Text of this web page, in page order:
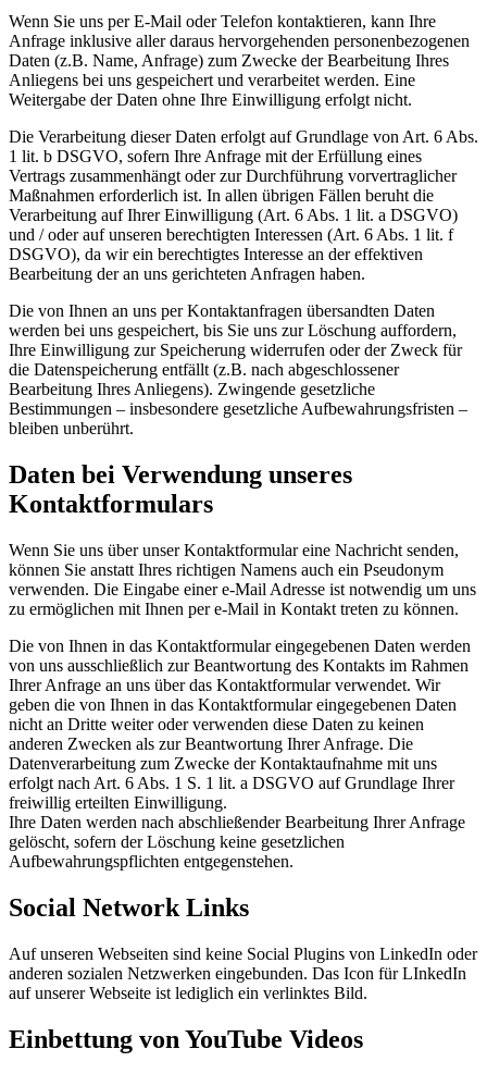
Wenn Sie uns per E-Mail oder Telefon kontaktieren, kann Ihre
Anfrage inklusive aller daraus hervorgehenden personenbezogenen
Daten (z.B. Name, Anfrage) zum Zwecke der Bearbeitung Ihres
Anliegens bei uns gespeichert und verarbeitet werden. Eine
Weitergabe der Daten ohne Ihre Einwilligung erfolgt nicht.
Die Verarbeitung dieser Daten erfolgt auf Grundlage von Art. 6 Abs.
1 lit. b DSGVO, sofern Ihre Anfrage mit der Erfüllung eines
Vertrags zusammenhängt oder zur Durchführung vorvertraglicher
Maßnahmen erforderlich ist. In allen übrigen Fällen beruht die
Verarbeitung auf Ihrer Einwilligung (Art. 6 Abs. 1 lit. a DSGVO)
und / oder auf unseren berechtigten Interessen (Art. 6 Abs. 1 lit. f
DSGVO), da wir ein berechtigtes Interesse an der effektiven
Bearbeitung der an uns gerichteten Anfragen haben.
Die von Ihnen an uns per Kontaktanfragen übersandten Daten
werden bei uns gespeichert, bis Sie uns zur Löschung auffordern,
Ihre Einwilligung zur Speicherung widerrufen oder der Zweck für
die Datenspeicherung entfällt (z.B. nach abgeschlossener
Bearbeitung Ihres Anliegens). Zwingende gesetzliche
Bestimmungen – insbesondere gesetzliche Aufbewahrungsfristen –
bleiben unberührt.
Daten bei Verwendung unseres
Kontaktformulars
Wenn Sie uns über unser Kontaktformular eine Nachricht senden,
können Sie anstatt Ihres richtigen Namens auch ein Pseudonym
verwenden. Die Eingabe einer e-Mail Adresse ist notwendig um uns
zu ermöglichen mit Ihnen per e-Mail in Kontakt treten zu können.
Die von Ihnen in das Kontaktformular eingegebenen Daten werden
von uns ausschließlich zur Beantwortung des Kontakts im Rahmen
Ihrer Anfrage an uns über das Kontaktformular verwendet. Wir
geben die von Ihnen in das Kontaktformular eingegebenen Daten
nicht an Dritte weiter oder verwenden diese Daten zu keinen
anderen Zwecken als zur Beantwortung Ihrer Anfrage. Die
Datenverarbeitung zum Zwecke der Kontaktaufnahme mit uns
erfolgt nach Art. 6 Abs. 1 S. 1 lit. a DSGVO auf Grundlage Ihrer
freiwillig erteilten Einwilligung.
Ihre Daten werden nach abschließender Bearbeitung Ihrer Anfrage
gelöscht, sofern der Löschung keine gesetzlichen
Aufbewahrungspflichten entgegenstehen.
Social Network Links
Auf unseren Webseiten sind keine Social Plugins von LinkedIn oder
anderen sozialen Netzwerken eingebunden. Das Icon für LInkedIn
auf unserer Webseite ist lediglich ein verlinktes Bild.
Einbettung von YouTube Videos